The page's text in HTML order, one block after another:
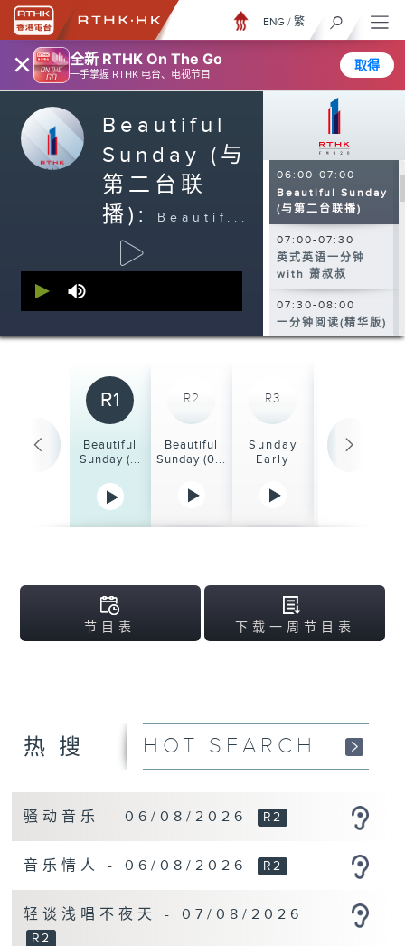
× 全新 RTHK On The Go
一手掌握 RTHK 电台、电视节目
取得
ENG / 繁
Beautiful
Sunday (与
第二台联
播):
Beautif...
seconds
seconds
00:00-02:00
06:00-07:00
Beautiful Sunday
(与第二台联播)
07:00-07:30
英式英语一分钟
with 萧叔叔
07:30-08:00
一分钟阅读(精华版)
旧日的足迹
10:00-12:00
及2026年施政报告
12:15-13:00
中国复刻与新潮
17:00-18:00
18:00-18:20
R1
Beautiful
Sunday (...
R2
Beautiful
Sunday (0...
R3
Sunday
Early
Aubade
节目表 下载一周节目表
热搜 HOT SEARCH
骚动音乐 - 06/08/2026 R2
音乐情人 - 06/08/2026 R2
轻谈浅唱不夜天 - 07/08/2026
R2